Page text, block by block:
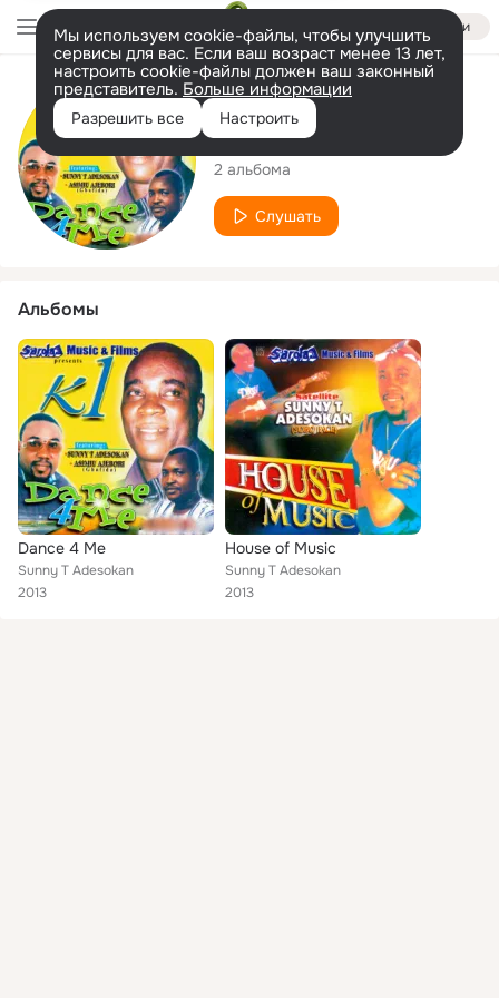
Войти
Мы используем cookie-файлы, чтобы улучшить
сервисы для вас. Если ваш возраст менее 13 лет,
настроить cookie-файлы должен ваш законный
представитель. Больше информации
Разрешить все Настроить
Исполнитель
Sunny T Adesokan
2 альбома
Слушать
Альбомы
Dance 4 Me
Sunny T Adesokan
2013
House of Music
Sunny T Adesokan
2013